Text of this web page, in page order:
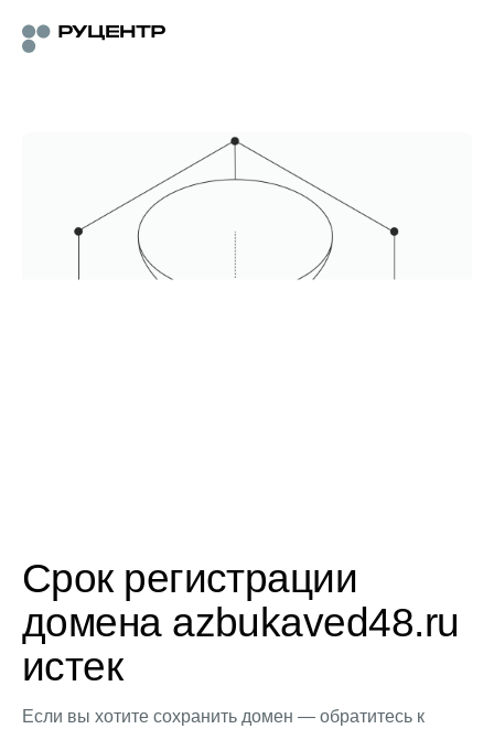
Срок регистрации
домена azbukaved48.ru
истек
Если вы хотите сохранить домен — обратитесь к